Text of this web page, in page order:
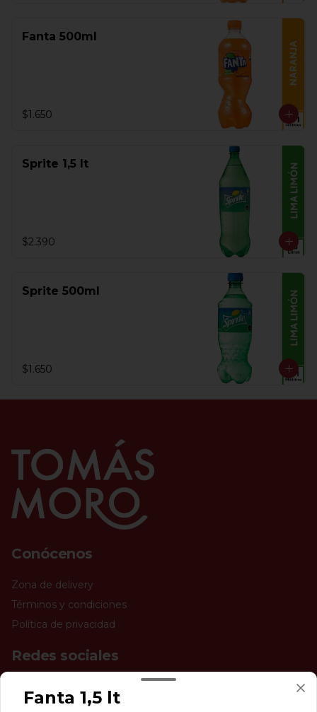
Fanta 500ml
$1.650
Sprite 1,5 lt
$2.390
Sprite 500ml
$1.650
Conócenos
Zona de delivery
Términos y condiciones
Política de privacidad
Redes sociales
Facebook
Fanta 1,5 lt